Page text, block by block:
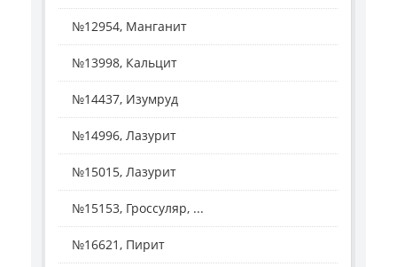
№12954, Манганит
№13998, Кальцит
№14437, Изумруд
№14996, Лазурит
№15015, Лазурит
№15153, Гроссуляр, ...
№16621, Пирит